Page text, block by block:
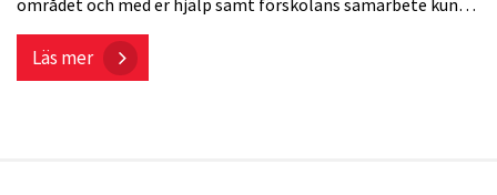
området och med er hjälp samt förskolans samarbete kunde
Brf Diktaren slutligen finansiera beloppet som blev kvar.
Hjärtstartaren kommer att placeras intill förskolans entré
inom snar framtid!
Läs mer